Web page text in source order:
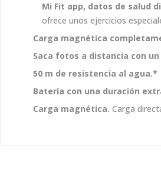
Mi Fit app, datos de salud
ofrece unos ejercicios
Carga magnética
Saca fotos a distancia con
50 m de resistencia al agua.*
Batería con una duración
Carga magnética. Carga